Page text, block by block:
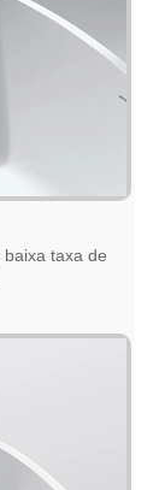
taxa de